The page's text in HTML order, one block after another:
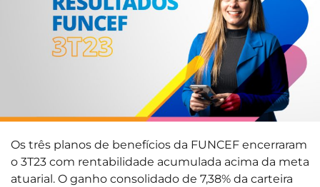
Os três planos de benefícios da FUNCEF encerraram
o 3T23 com rentabilidade acumulada acima da meta
atuarial. O ganho consolidado de 7,38% da carteira